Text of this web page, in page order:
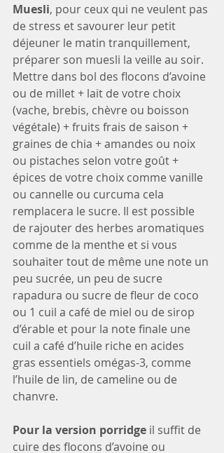
Muesli, pour ceux qui ne veulent pas
de stress et savourer leur petit
déjeuner le matin tranquillement,
préparer son muesli la veille au soir.
Mettre dans bol des flocons d’avoine
ou de millet + lait de votre choix
(vache, brebis, chèvre ou boisson
végétale) + fruits frais de saison +
graines de chia + amandes ou noix
ou pistaches selon votre goût +
épices de votre choix comme vanille
ou cannelle ou curcuma cela
remplacera le sucre. Il est possible
de rajouter des herbes aromatiques
comme de la menthe et si vous
souhaiter tout de même une note un
peu sucrée, un peu de sucre
rapadura ou sucre de fleur de coco
ou 1 cuil a café de miel ou de sirop
d’érable et pour la note finale une
cuil a café d’huile riche en acides
gras essentiels omégas-3, comme
l’huile de lin, de cameline ou de
chanvre.
Pour la version porridge il suffit de
cuire des flocons d’avoine ou